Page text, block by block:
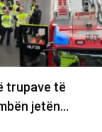
Çfarë mesazhi
bisedave me